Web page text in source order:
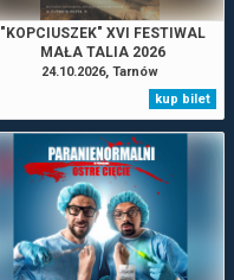
"KOPCIUSZEK" XVI FESTIWAL
MAŁA TALIA 2026
24.10.2026, Tarnów
kup bilet